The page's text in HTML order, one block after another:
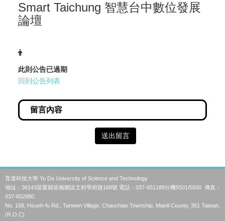
Smart Taichung 智慧台中數位發展
論壇
此則公告已過期
回到公告列表
送出留言
育達科技大學 Yu Da University of Science and Technology
地址：36143苗栗縣造橋鄉談文村學府路168號 電話：037-651188分機5501/5500 傳真：
037-652980
No. 168, Hsueh-fu Rd., Tanwen Village, Chaochiao Township, Miaoli County, 361 Taiwan,
(R.O.C)